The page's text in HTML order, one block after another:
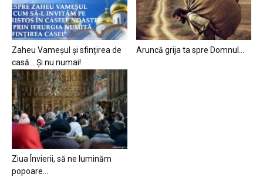
Zaheu Vameșul și sfințirea de
casă… Și nu numai!
Aruncă grija ta spre Domnul…
Ziua Învierii, să ne luminăm
popoare…